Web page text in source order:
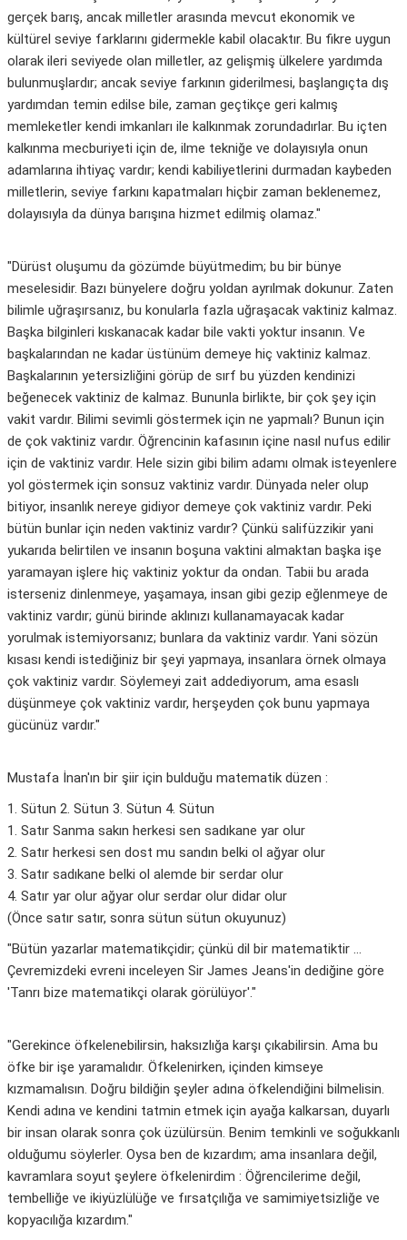
gerçek barış, ancak milletler arasında mevcut ekonomik ve
kültürel seviye farklarını gidermekle kabil olacaktır. Bu fikre uygun
olarak ileri seviyede olan milletler, az gelişmiş ülkelere yardımda
bulunmuşlardır; ancak seviye farkının giderilmesi, başlangıçta dış
yardımdan temin edilse bile, zaman geçtikçe geri kalmış
memleketler kendi imkanları ile kalkınmak zorundadırlar. Bu içten
kalkınma mecburiyeti için de, ilme tekniğe ve dolayısıyla onun
adamlarına ihtiyaç vardır; kendi kabiliyetlerini durmadan kaybeden
milletlerin, seviye farkını kapatmaları hiçbir zaman beklenemez,
dolayısıyla da dünya barışına hizmet edilmiş olamaz."
"Dürüst oluşumu da gözümde büyütmedim; bu bir bünye
meselesidir. Bazı bünyelere doğru yoldan ayrılmak dokunur. Zaten
bilimle uğraşırsanız, bu konularla fazla uğraşacak vaktiniz kalmaz.
Başka bilginleri kıskanacak kadar bile vakti yoktur insanın. Ve
başkalarından ne kadar üstünüm demeye hiç vaktiniz kalmaz.
Başkalarının yetersizliğini görüp de sırf bu yüzden kendinizi
beğenecek vaktiniz de kalmaz. Bununla birlikte, bir çok şey için
vakit vardır. Bilimi sevimli göstermek için ne yapmalı? Bunun için
de çok vaktiniz vardır. Öğrencinin kafasının içine nasıl nufus edilir
için de vaktiniz vardır. Hele sizin gibi bilim adamı olmak isteyenlere
yol göstermek için sonsuz vaktiniz vardır. Dünyada neler olup
bitiyor, insanlık nereye gidiyor demeye çok vaktiniz vardır. Peki
bütün bunlar için neden vaktiniz vardır? Çünkü salifüzzikir yani
yukarıda belirtilen ve insanın boşuna vaktini almaktan başka işe
yaramayan işlere hiç vaktiniz yoktur da ondan. Tabii bu arada
isterseniz dinlenmeye, yaşamaya, insan gibi gezip eğlenmeye de
vaktiniz vardır; günü birinde aklınızı kullanamayacak kadar
yorulmak istemiyorsanız; bunlara da vaktiniz vardır. Yani sözün
kısası kendi istediğiniz bir şeyi yapmaya, insanlara örnek olmaya
çok vaktiniz vardır. Söylemeyi zait addediyorum, ama esaslı
düşünmeye çok vaktiniz vardır, herşeyden çok bunu yapmaya
gücünüz vardır."
Mustafa İnan'ın bir şiir için bulduğu matematik düzen :
1. Sütun 2. Sütun 3. Sütun 4. Sütun
1. Satır Sanma sakın herkesi sen sadıkane yar olur
2. Satır herkesi sen dost mu sandın belki ol ağyar olur
3. Satır sadıkane belki ol alemde bir serdar olur
4. Satır yar olur ağyar olur serdar olur didar olur
(Önce satır satır, sonra sütun sütun okuyunuz)
"Bütün yazarlar matematikçidir; çünkü dil bir matematiktir ...
Çevremizdeki evreni inceleyen Sir James Jeans'in dediğine göre
'Tanrı bize matematikçi olarak görülüyor'."
"Gerekince öfkelenebilirsin, haksızlığa karşı çıkabilirsin. Ama bu
öfke bir işe yaramalıdır. Öfkelenirken, içinden kimseye
kızmamalısın. Doğru bildiğin şeyler adına öfkelendiğini bilmelisin.
Kendi adına ve kendini tatmin etmek için ayağa kalkarsan, duyarlı
bir insan olarak sonra çok üzülürsün. Benim temkinli ve soğukkanlı
olduğumu söylerler. Oysa ben de kızardım; ama insanlara değil,
kavramlara soyut şeylere öfkelenirdim : Öğrencilerime değil,
tembelliğe ve ikiyüzlülüğe ve fırsatçılığa ve samimiyetsizliğe ve
kopyacılığa kızardım."